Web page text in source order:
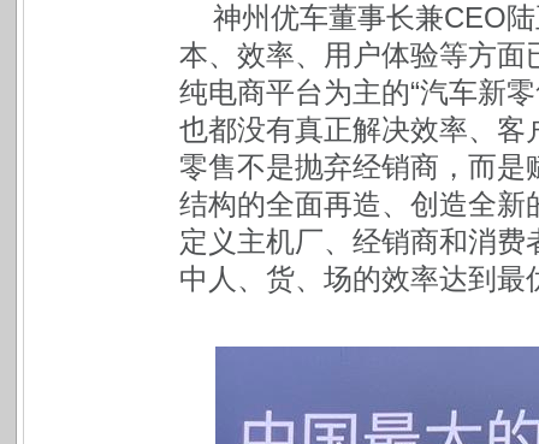
神州优车董事长兼CEO
本、效率、用户体验等方
纯电商平台为主的“汽车新
也都没有真正解决效率、
零售不是抛弃经销商，而
结构的全面再造、创造全
定义主机厂、经销商和消
中人、货、场的效率达到最